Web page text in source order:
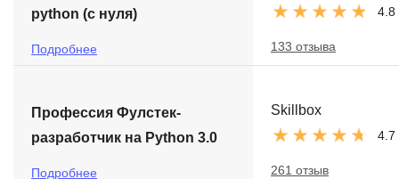
python (с нуля)
Подробнее
4.8
133 отзыва
Профессия Фулстек-
разработчик на Python 3.0
Подробнее
Skillbox
4.7
261 отзыв